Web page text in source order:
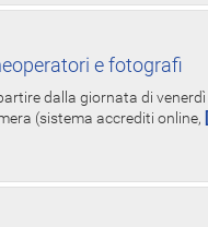
e fotografi
dalla giornata di
(sistema accrediti online,